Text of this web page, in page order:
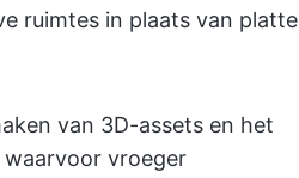
ruimtes in plaats van platte
van 3D-assets en het
vroeger